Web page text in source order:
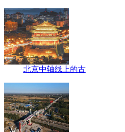
北京中轴线上的古